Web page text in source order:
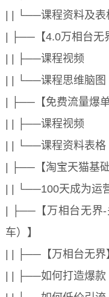
| | └──课程资料及表
| ├──【4.0万相台无
| | ├──课程视频
| | └──课程思维脑图
| ├──【免费流量爆单
| | ├──课程视频
| | └──课程资料表格
| ├──【淘宝天猫基础
| | └──100天成为运
| ├──【万相台无界-
车）】
| | ├──【万相台无界
| | ├──如何打造爆款